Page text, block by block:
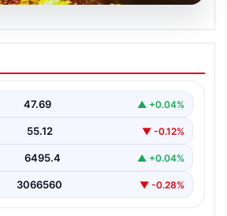
Ölümüne Yönelik Silahlı
Yansıyan
yaşanan korkutucu olayda,
47.69 ▲ +0.04%
55.12 ▼ -0.12%
6495.4 ▲ +0.04%
3066560 ▼ -0.28%